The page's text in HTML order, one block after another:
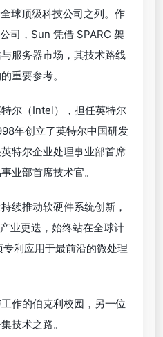
球顶级科技公司之列。作
司，Sun 凭借 SPARC 架
服务器市场，其技术路线
重要参考。
尔（Intel），担任英特尔
年创立了英特尔中国研发
特尔企业处理事业部首席
业部首席技术官。
续推动软硬件系统创新，
业更迭，始终站在全球计
利应用于最前沿的微处理
作的伯克利校园，另一位
技术之路。